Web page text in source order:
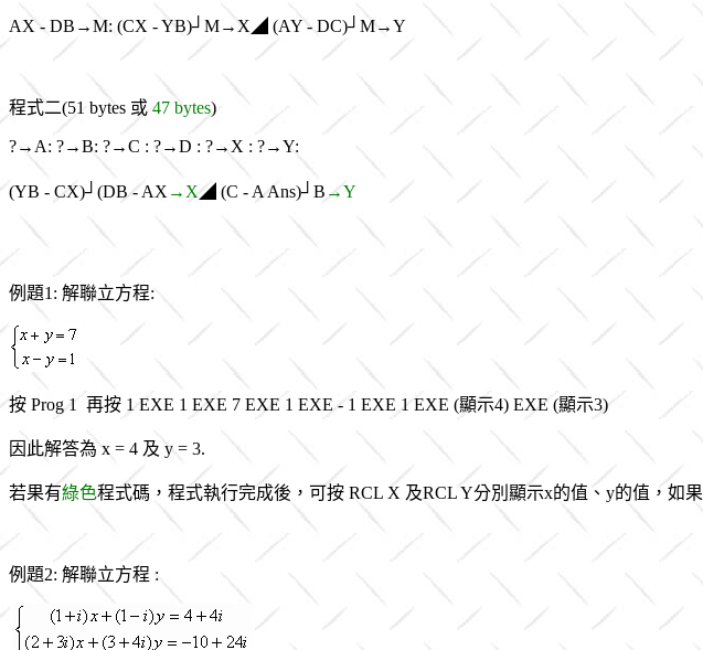
AX - DB→M: (CX - YB)┘M→X◢ (AY - DC)┘M→Y
程式二(51 bytes 或 47 bytes)
?→A: ?→B: ?→C : ?→D : ?→X : ?→Y:
(YB - CX)┘ (DB - AX →X◢ (C - A Ans)┘B →Y
例題1: 解聯立方程:
按 Prog 1 再按 1 EXE 1 EXE 7 EXE 1 EXE - 1 EXE 1 EXE (顯示4) EXE (顯示3)
因此解答為 x = 4 及 y = 3.
若果有綠色程式碼，程式執行完成後，可按 RCL X 及RCL Y分別顯示x的值、y的值，如
例題2: 解聯立方程 :